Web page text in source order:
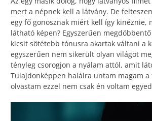
mert a népnek kell a látvány. De
egy fő gonosznak miért kell így kinéznie,
látható képen? Egyszerűen
kicsit sötétebb tónusra akartak váltani a
egyszerűen nem sikerült olyan világot
tényleg csorogjon a nyálam attól, amit
Tulajdonképpen halálra untam magam a
olvastam ezzel nem csak én voltam